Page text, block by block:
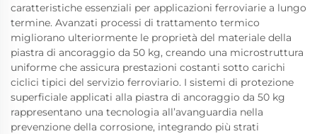
caratteristiche essenziali per applicazioni ferroviarie a lungo
termine. Avanzati processi di trattamento termico
migliorano ulteriormente le proprietà del materiale della
piastra di ancoraggio da 50 kg, creando una microstruttura
uniforme che assicura prestazioni costanti sotto carichi
ciclici tipici del servizio ferroviario. I sistemi di protezione
superficiale applicati alla piastra di ancoraggio da 50 kg
rappresentano una tecnologia all’avanguardia nella
prevenzione della corrosione, integrando più strati